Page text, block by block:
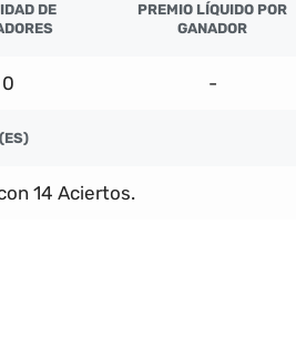
DE
PREMIO LÍQUIDO POR
GANADOR
0 -
14 Aciertos.